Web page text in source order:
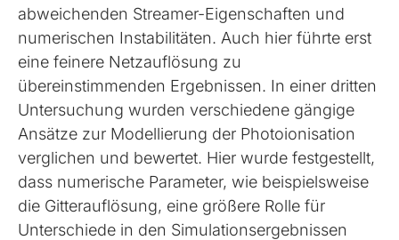
abweichenden Streamer-Eigenschaften und
numerischen Instabilitäten. Auch hier führte erst
eine feinere Netzauflösung zu
übereinstimmenden Ergebnissen. In einer dritten
Untersuchung wurden verschiedene gängige
Ansätze zur Modellierung der Photoionisation
verglichen und bewertet. Hier wurde festgestellt,
dass numerische Parameter, wie beispielsweise
die Gitterauflösung, eine größere Rolle für
Unterschiede in den Simulationsergebnissen